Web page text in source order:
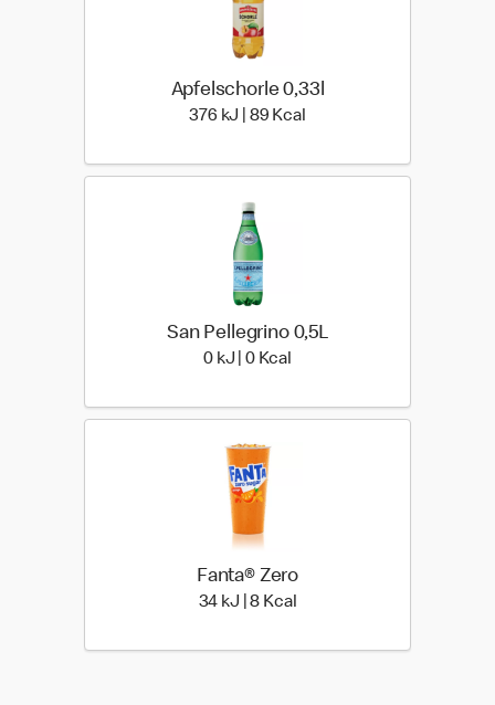
Apfelschorle 0,33l
376 kJ | 89 Kcal
San Pellegrino 0,5L
0 kJ | 0 Kcal
Fanta® Zero
34 kJ | 8 Kcal